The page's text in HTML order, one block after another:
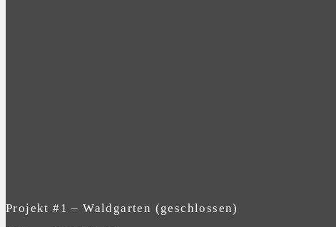
Projekt #1 – Waldgarten (geschlossen)